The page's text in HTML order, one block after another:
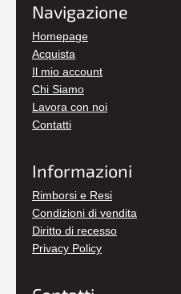
Navigazione
Homepage
Acquista
Il mio account
Chi Siamo
Lavora con noi
Contatti
Informazioni
Rimborsi e Resi
Condizioni di vendita
Diritto di recesso
Privacy Policy